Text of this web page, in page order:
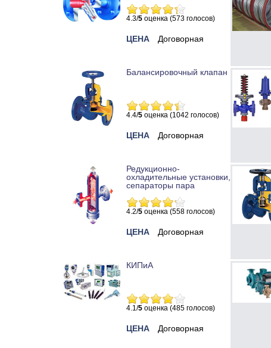
4.3/5 оценка (573 голосов)
ЦЕНА Договорная
Балансировочный клапан
4.4/5 оценка (1042 голосов)
ЦЕНА Договорная
Редукционно-
охладительные установки,
сепараторы пара
4.2/5 оценка (558 голосов)
ЦЕНА Договорная
КИПиА
4.1/5 оценка (485 голосов)
ЦЕНА Договорная